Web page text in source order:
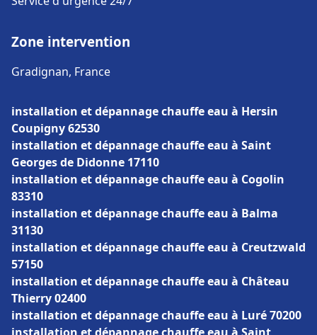
Zone intervention
Gradignan, France
installation et dépannage chauffe eau à Hersin
Coupigny 62530
installation et dépannage chauffe eau à Saint
Georges de Didonne 17110
installation et dépannage chauffe eau à Cogolin
83310
installation et dépannage chauffe eau à Balma
31130
installation et dépannage chauffe eau à Creutzwald
57150
installation et dépannage chauffe eau à Château
Thierry 02400
installation et dépannage chauffe eau à Luré 70200